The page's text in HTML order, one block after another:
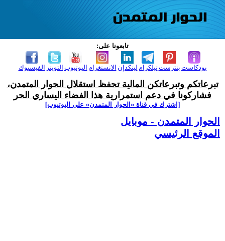
تابعونا على:
الفيسبوك التويتر اليوتيوب الانستغرام لينكدإن تيلكرامبنترست بودكاست
تبرعاتكم وتبرعاتكن المالية تحفظ استقلال الحوار المتمدن،
فشاركونا في دعم استمرارية هذا الفضاء اليساري الحر
[اشترك في قناة ‫«الحوار المتمدن» على اليوتيوب]
الحوار المتمدن - موبايل
الموقع الرئيسي